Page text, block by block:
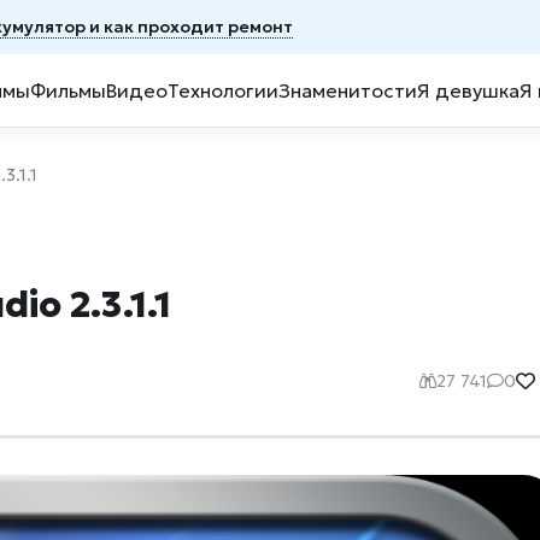
и как проходит ремонт
ФильмыВидеоТехнологииЗнаменитостиЯ девушкаЯ
2.3.1.1
27 741 0